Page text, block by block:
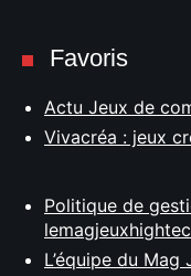
Favoris
Actu Jeux de
Vivacréa : jeux
Politique de
L’équipe du